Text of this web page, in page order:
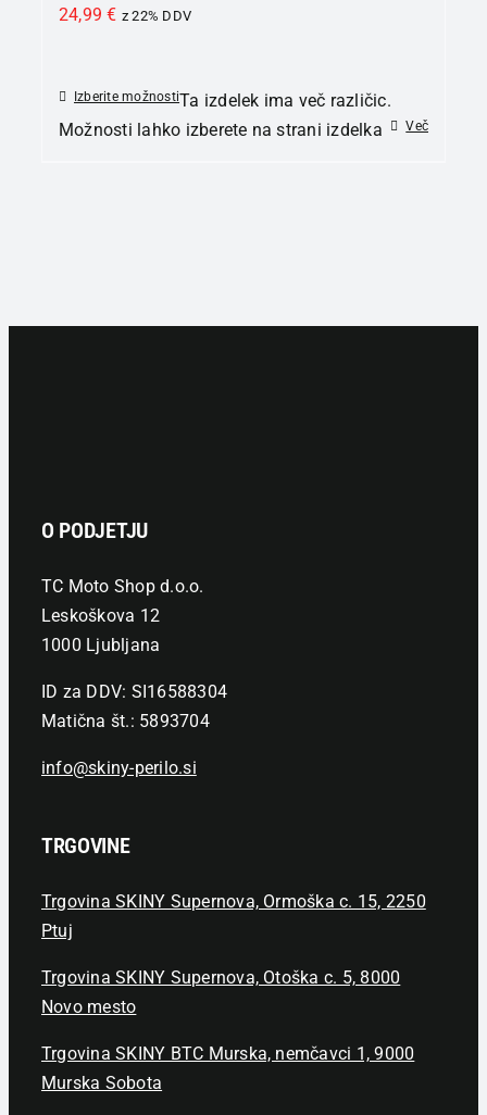
24,99€ z 22% DDV
Izberite možnostiTa izdelek ima več različic.
Možnosti lahko izberete na strani izdelka
Več
O PODJETJU
TC Moto Shop d.o.o.
Leskoškova 12
1000 Ljubljana
ID za DDV: SI16588304
Matična št.: 5893704
info@skiny-perilo.si
TRGOVINE
Trgovina SKINY Supernova, Ormoška c. 15, 2250
Ptuj
Trgovina SKINY Supernova, Otoška c. 5, 8000
Novo mesto
Trgovina SKINY BTC Murska, nemčavci 1, 9000
Murska Sobota